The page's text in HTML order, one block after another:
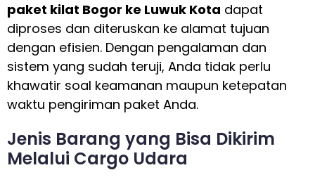
paket kilat Bogor ke Luwuk Kota dapat
diproses dan diteruskan ke alamat tujuan
dengan efisien. Dengan pengalaman dan
sistem yang sudah teruji, Anda tidak perlu
khawatir soal keamanan maupun ketepatan
waktu pengiriman paket Anda.
Jenis Barang yang Bisa Dikirim
Melalui Cargo Udara